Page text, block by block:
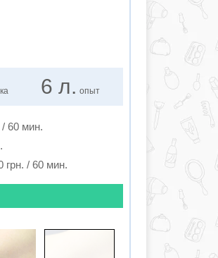
6 л. опыт
/ 60 мин.
грн. / 60 мин.